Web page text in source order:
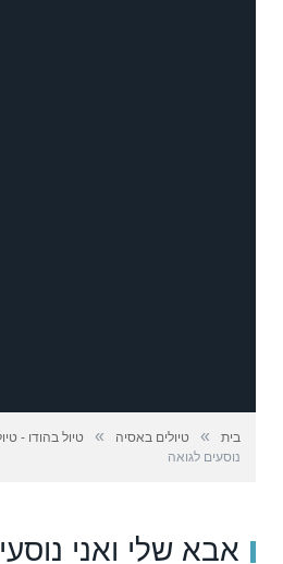
בית » טיולים באסיה » טיול בהודו -
נוסעים לגואה
אבא שלי ואני